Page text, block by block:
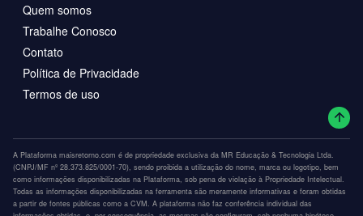
Quem somos
Trabalhe Conosco
Contato
Política de Privacidade
Termos de uso
A Plataforma maisretorno.com é de propriedade exclusiva da MR Educação & Tecnologia Ltda.
(CNPJ/MF nº 28.373.825/0001-70), sendo proibida a utilização do nome, marca ou logotipo, bem
como informações disponibilizadas na Plataforma, sob pena de violação à Propriedade Intelectual.
Todas as informações disponibilizadas na ferramenta são meramente informativas e foram obtidas
a partir de fontes públicas como a CVM. A plataforma não faz conferência individual das